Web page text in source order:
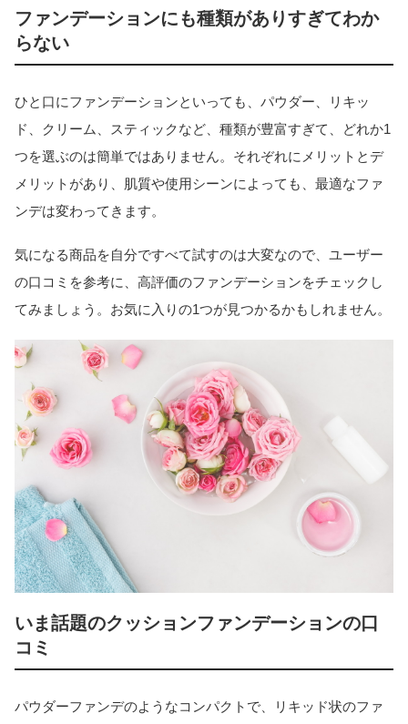
ファンデーションにも種類がありすぎてわか
らない
ひと口にファンデーションといっても、パウダー、リキッ
ド、クリーム、スティックなど、種類が豊富すぎて、どれか1
つを選ぶのは簡単ではありません。それぞれにメリットとデ
メリットがあり、肌質や使用シーンによっても、最適なファ
ンデは変わってきます。
気になる商品を自分ですべて試すのは大変なので、ユーザー
の口コミを参考に、高評価のファンデーションをチェックし
てみましょう。お気に入りの1つが見つかるかもしれません。
いま話題のクッションファンデーションの口
コミ
パウダーファンデのようなコンパクトで、リキッド状のファ